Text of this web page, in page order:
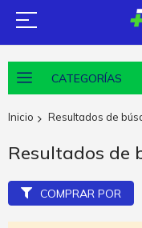
CATEGORÍAS
Inicio Resultados de
Resultados de
COMPRAR POR